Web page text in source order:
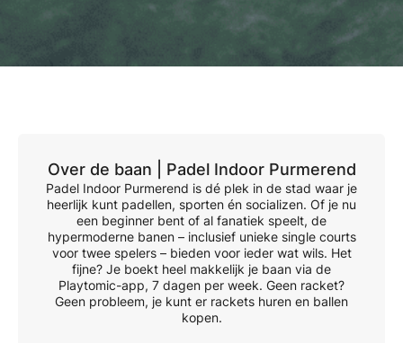
Over de baan | Padel Indoor Purmerend
Padel Indoor Purmerend is dé plek in de stad waar je
heerlijk kunt padellen, sporten én socializen. Of je nu
een beginner bent of al fanatiek speelt, de
hypermoderne banen – inclusief unieke single courts
voor twee spelers – bieden voor ieder wat wils. Het
fijne? Je boekt heel makkelijk je baan via de
Playtomic-app, 7 dagen per week. Geen racket?
Geen probleem, je kunt er rackets huren en ballen
kopen.